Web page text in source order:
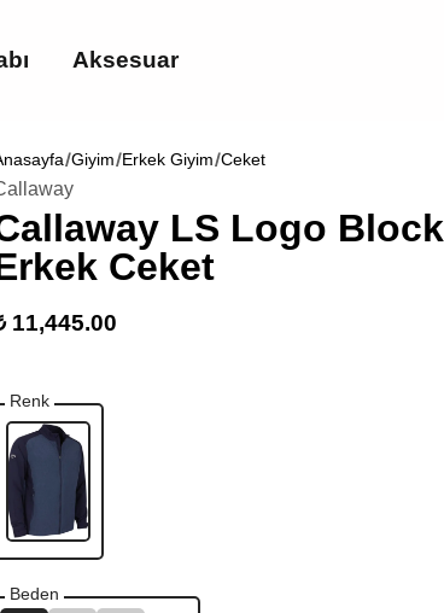
Aksesuar
Giyim Erkek Giyim Ceket
LS Logo Block
Ceket
11,445.00
Renk
Beden